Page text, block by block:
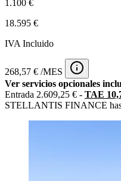
1.100 €
18.595 €
IVA Incluido
268,57 € /MES
Ver servicios opcionales
Entrada 2.609,25 € - TAE
STELLANTIS FINANCE